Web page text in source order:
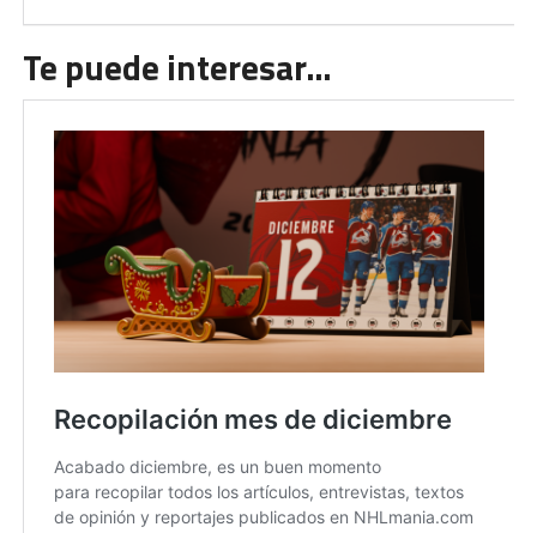
Te puede interesar…